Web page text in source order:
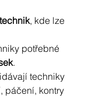
, kde lze
potřebné
.
techniky
páčení, kontry